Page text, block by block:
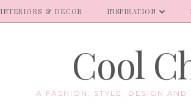
INTERIORS & DECOR INSPIRATION
Cool
A FASHION, STYLE, DESIGN